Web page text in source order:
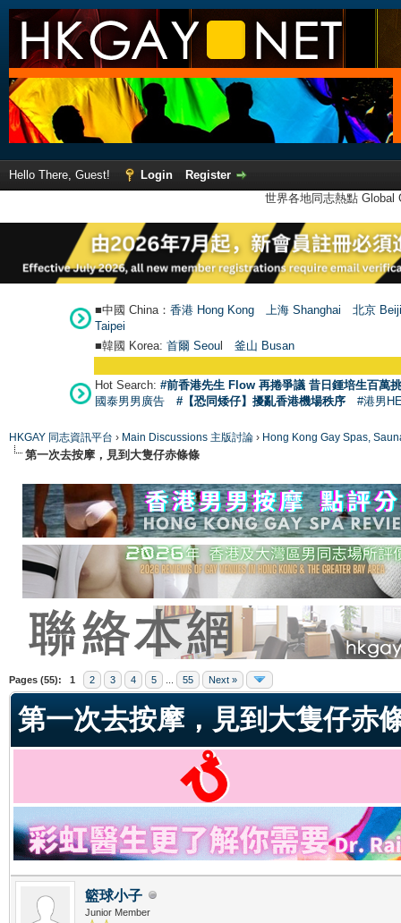
Hello There, Guest! Login
Register
世界各地同志熱點
■中國 China： 香港 Hong Kong 上海 Shanghai
北京
Taipei
■韓國 Korea: 首爾 Seoul 釜山 Busan
Hot Search: #前香港先生 Flow 再捲爭議 昔日鍾培生百萬
國泰男男廣告
#【恐同矮仔】擾亂香港機場秩序 #港男
HKGAY 同志資訊平台 › Main Discussions 主版討論 › Hong Kong Gay Spas,
第一次去按摩，見到大隻仔赤條條
Pages (55): 1 2 3 4 5 55 Next »
第一次去按摩，見到大隻仔赤
籃球小子
Junior Member